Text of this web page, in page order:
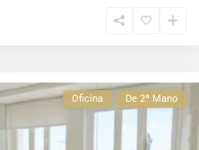
Oficina De 2ª Mano